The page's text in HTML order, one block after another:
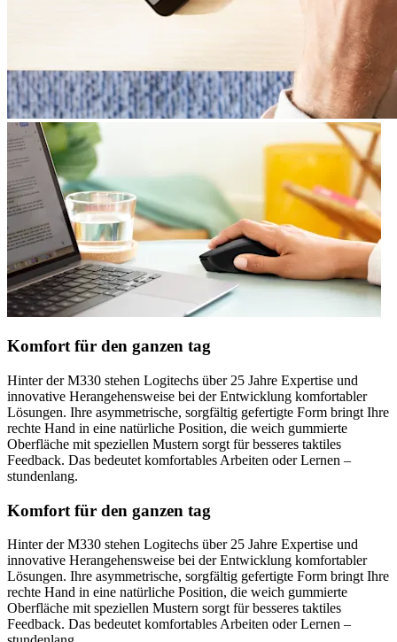
Komfort für den ganzen tag
Hinter der M330 stehen Logitechs über 25 Jahre Expertise und
innovative Herangehensweise bei der Entwicklung komfortabler
Lösungen. Ihre asymmetrische, sorgfältig gefertigte Form bringt Ihre
rechte Hand in eine natürliche Position, die weich gummierte
Oberfläche mit speziellen Mustern sorgt für besseres taktiles
Feedback. Das bedeutet komfortables Arbeiten oder Lernen –
stundenlang.
Komfort für den ganzen tag
Hinter der M330 stehen Logitechs über 25 Jahre Expertise und
innovative Herangehensweise bei der Entwicklung komfortabler
Lösungen. Ihre asymmetrische, sorgfältig gefertigte Form bringt Ihre
rechte Hand in eine natürliche Position, die weich gummierte
Oberfläche mit speziellen Mustern sorgt für besseres taktiles
Feedback. Das bedeutet komfortables Arbeiten oder Lernen –